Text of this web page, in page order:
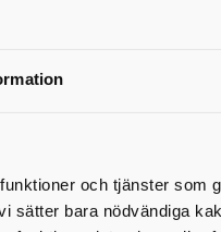
och tjänster som
bara nödvändiga